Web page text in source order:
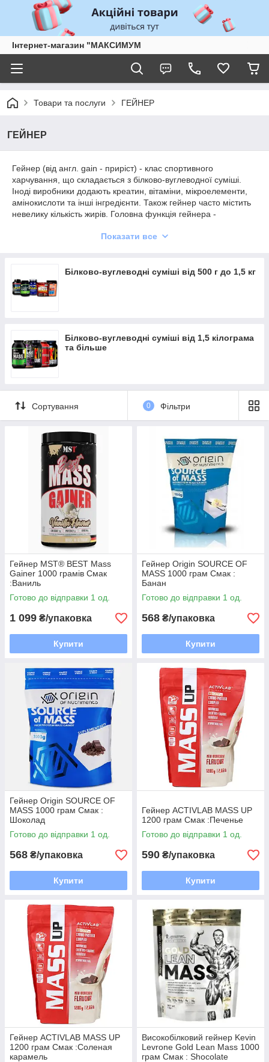
Інтернет-магазин "МАКСИМУМ
Товари та послуги ГЕЙНЕР
ГЕЙНЕР
Гейнер (від англ. gain - приріст) - клас спортивного
харчування, що складається з білково-вуглеводної суміші.
Іноді виробники додають креатин, вітаміни, мікроелементи,
амінокислоти та інші інгредієнти. Також гейнер часто містить
невелику кількість жирів. Головна функція гейнера -
запасів. Ефективність комбінування протеїну і вуглеводів в
Гейнер призначений для людей худорлявої статури або
ектоморфів, без проблемного жироотложения, які прагнуть
маса почне неухильно зростати. Для людей з швидкою
швидкістю метаболічних реакцій цього часом буває
недостатньо, тому доводиться включати додаткові спортивні
добавки і піднімати калорійність добового раціону. Людям,
депонуватися в жирову тканину, тому їм розумніше
Також гейнер добре підходить легкоатлетам, боксерам,
футболістам, баскетболістам та іншим спортсменам, які
піддаються тривалим аеробним навантаженням. Вживання
гейнера перед навантаженнями дозволяє підтримувати
високий рівень енергії під час занять та ігор, а після тренінгу
допомагає відновити сили і м'язи. Якщо ви будете
дотримувати правильну дієту і режим прийому гейнера, то ви
можете легко підтримувати вагу на потрібному рівні. Сучасні
гейнери добре підходять не тільки для приросту м'язової
маси, але і як енергетики та відновники.
Як приймати гейнер
У бодібілдингу найбільш підходящий час для прийому
гейнера - через декілька хвилин після тренінгу.У цей момент
відкривається так зване білково-вуглеводне вікно, яке може
відновити сили, відновити м'язову тканину, придушити
катаболічні процеси і поповнити виснажені енергетичні
Показати все
Білково-вуглеводні суміші від 500 г до 1,5 кг
Білково-вуглеводні суміші від 1,5 кілограма
та більше
Сортування 0 Фільтри
Гейнер MST® BEST Mass
Gainer 1000 грамів Смак
:Ваниль
Готово до відправки 1 од.
1 099 ₴/упаковка
Купити
Гейнер Origin SOURCE OF
MASS 1000 грам Смак :
Банан
Готово до відправки 1 од.
568 ₴/упаковка
Купити
Гейнер Origin SOURCE OF
MASS 1000 грам Смак :
Шоколад
Готово до відправки 1 од.
568 ₴/упаковка
Купити
Гейнер ACTIVLAB MASS UP
1200 грам Смак :Печенье
Готово до відправки 1 од.
590 ₴/упаковка
Купити
Гейнер ACTIVLAB MASS UP
1200 грам Смак :Соленая
карамель
Високобілковий гейнер Kevin
Levrone Gold Lean Mass 1000
грам Смак : Shocolate